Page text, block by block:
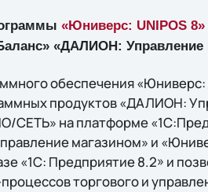
«Юниверс: UNIPOS 8»
«ДАЛИОН: Управление
обеспечения «Юниверс:
продуктов «ДАЛИОН:
на платформе
магазином» и
«1С: Предприятие 8.2» и
торгового и